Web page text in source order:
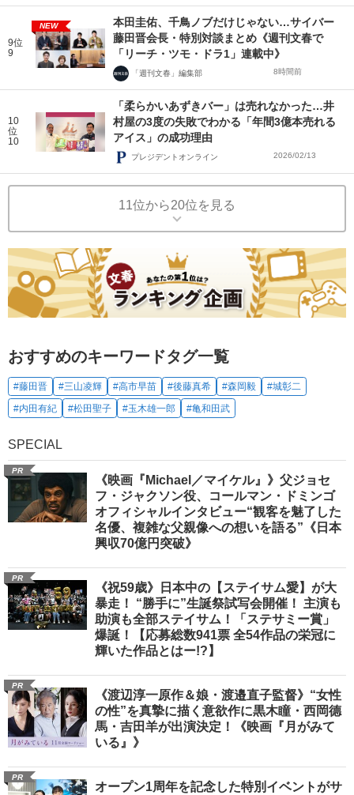
9位
9
NEW
本田圭佑、千鳥ノブだけじゃない…サイバー
藤田晋会長・特別対談まとめ《週刊文春で
「リーチ・ツモ・ドラ1」連載中》
「週刊文春」編集部 8時間前
10
位
10
「柔らかいあずきバー」は売れなかった…井
村屋の3度の失敗でわかる「年間3億本売れる
アイス」の成功理由
プレジデントオンライン 2026/02/13
11位から20位を見る
おすすめのキーワードタグ一覧
#藤田晋 #三山凌輝 #高市早苗 #後藤真希 #森岡毅
#城彰二
#内田有紀
#松田聖子 #玉木雄一郎 #亀和田武
SPECIAL
PR
《映画『Michael／マイケル』》父ジョセ
フ・ジャクソン役、コールマン・ドミンゴ
オフィシャルインタビュー“観客を魅了した
名優、複雑な父親像への想いを語る”《日本
興収70億円突破》
PR
《祝59歳》日本中の【ステイサム愛】が大
暴走！ “勝手に”生誕祭試写会開催！ 主演も
助演も全部ステイサム！「ステサミー賞」
爆誕！【応募総数941票 全54作品の栄冠に
輝いた作品とはー!?】
PR
《渡辺淳一原作＆娘・渡邉直子監督》“女性
の性”を真摯に描く意欲作に黒木瞳・西岡德
馬・吉田羊が出演決定！《映画『月がみて
いる』》
PR
オープン1周年を記念した特別イベントがサ